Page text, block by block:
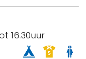
16.30uur